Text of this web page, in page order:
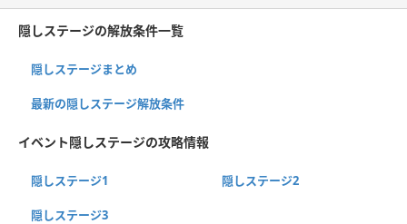
隠しステージの解放条件一覧
隠しステージまとめ
最新の隠しステージ解放条件
イベント隠しステージの攻略情報
隠しステージ1 隠しステージ2
隠しステージ3